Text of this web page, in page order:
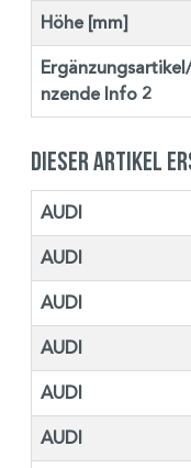
Höhe [mm]
nzende Info 2
Dieser Artikel
AUDI
AUDI
AUDI
AUDI
AUDI
AUDI